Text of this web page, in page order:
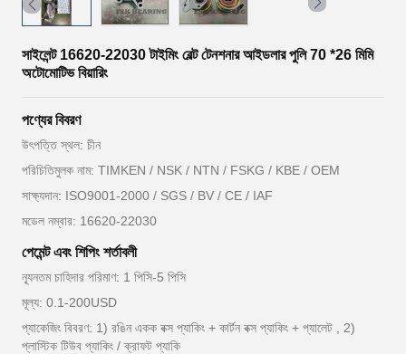
সাইলেন্ট 16620-22030 টাইমিং বেল্ট টেনশনার আইডলার পুলি 70 *26 মিমি
অটোমোটিভ বিয়ারিং
পণ্যের বিবরণ
উৎপত্তি স্থল: চীন
পরিচিতিমুলক নাম: TIMKEN / NSK / NTN / FSKG / KBE / OEM
সাক্ষ্যদান: ISO9001-2000 / SGS / BV / CE / IAF
মডেল নম্বার: 16620-22030
পেমেন্ট এবং শিপিং শর্তাবলী
ন্যূনতম চাহিদার পরিমাণ: 1 পিসি-5 পিসি
মূল্য: 0.1-200USD
প্যাকেজিং বিবরণ: 1) রঙিন একক বক্স প্যাকিং + কার্টন বক্স প্যাকিং + প্যালেট , 2)
প্লাস্টিক টিউব প্যাকিং / ক্রাফট প্যাকি